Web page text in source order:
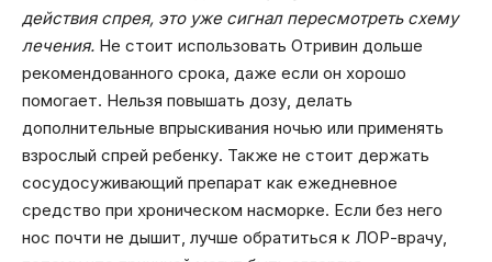
действия спрея, это уже сигнал пересмотреть схему
лечения. Не стоит использовать Отривин дольше
рекомендованного срока, даже если он хорошо
помогает. Нельзя повышать дозу, делать
дополнительные впрыскивания ночью или применять
взрослый спрей ребенку. Также не стоит держать
сосудосуживающий препарат как ежедневное
средство при хроническом насморке. Если без него
нос почти не дышит, лучше обратиться к ЛОР-врачу,